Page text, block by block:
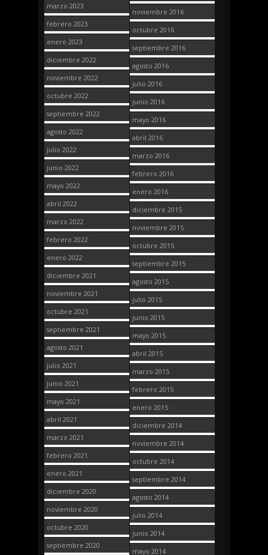
marzo 2023
febrero 2023
enero 2023
diciembre 2022
noviembre 2022
octubre 2022
septiembre 2022
agosto 2022
julio 2022
junio 2022
mayo 2022
abril 2022
marzo 2022
febrero 2022
enero 2022
diciembre 2021
noviembre 2021
octubre 2021
septiembre 2021
agosto 2021
julio 2021
junio 2021
mayo 2021
abril 2021
marzo 2021
febrero 2021
enero 2021
diciembre 2020
noviembre 2020
octubre 2020
septiembre 2020
noviembre 2016
octubre 2016
septiembre 2016
agosto 2016
julio 2016
junio 2016
mayo 2016
abril 2016
marzo 2016
febrero 2016
enero 2016
diciembre 2015
noviembre 2015
octubre 2015
septiembre 2015
agosto 2015
julio 2015
junio 2015
mayo 2015
abril 2015
marzo 2015
febrero 2015
enero 2015
diciembre 2014
noviembre 2014
octubre 2014
septiembre 2014
agosto 2014
julio 2014
junio 2014
mayo 2014